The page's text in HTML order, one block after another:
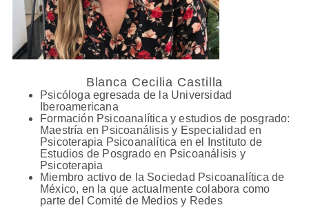
Blanca Cecilia Castilla
Psicóloga egresada de la Universidad
Iberoamericana
Formación Psicoanalítica y estudios de posgrado:
Maestría en Psicoanálisis y Especialidad en
Psicoterapia Psicoanalítica en el Instituto de
Estudios de Posgrado en Psicoanálisis y
Psicoterapia
Miembro activo de la Sociedad Psicoanalítica de
México, en la que actualmente colabora como
parte del Comité de Medios y Redes